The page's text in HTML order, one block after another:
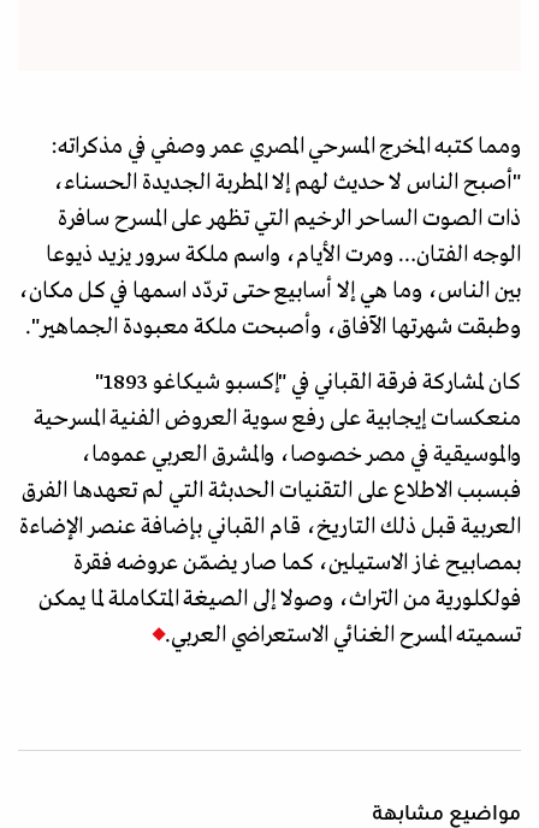
ومما كتبه المخرج المسرحي المصري عمر وصفي في مذكراته:
"أصبح الناس لا حديث لهم إلا المطربة الجديدة الحسناء،
ذات الصوت الساحر الرخيم التي تظهر على المسرح سافرة
الوجه الفتان… ومرت الأيام، واسم ملكة سرور يزيد ذيوعا
بين الناس، وما هي إلا أسابيع حتى تردّد اسمها في كل مكان،
وطبقت شهرتها الآفاق، وأصبحت ملكة معبودة الجماهير".
كان لمشاركة فرقة القباني في "إكسبو شيكاغو 1893"
منعكسات إيجابية على رفع سوية العروض الفنية المسرحية
والموسيقية في مصر خصوصا، والمشرق العربي عموما،
فبسبب الاطلاع على التقنيات الحدبثة التي لم تعهدها الفرق
العربية قبل ذلك التاريخ، قام القباني بإضافة عنصر الإضاءة
بمصابيح غاز الاستيلين، كما صار يضمّن عروضه فقرة
فولكلورية من التراث، وصولا إلى الصيغة المتكاملة لما يمكن
تسميته المسرح الغنائي الاستعراضي العربي.
مواضيع مشابهة